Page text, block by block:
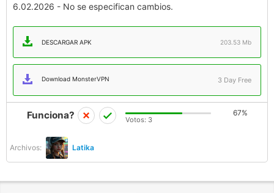
6.02.2026 - No se especifican cambios.
DESCARGAR APK 203.53 Mb
Download MonsterVPN 3 Day Free
Archivos: Latika
Funciona? 67%
Votos: 3